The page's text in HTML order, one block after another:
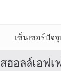
เซ็นเซอร์ปัจ
ฮอลล์เอฟเ